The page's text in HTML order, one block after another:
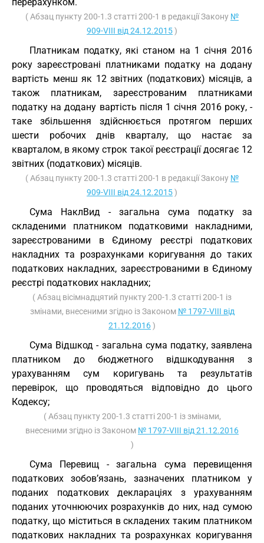
( Абзац пункту 200-1.3 статті 200-1 в редакції Закону №
909-VIII від 24.12.2015)
Платникам податку, які станом на 1 січня 2016
року зареєстровані платниками податку на додану
вартість менш як 12 звітних (податкових) місяців, а
також платникам, зареєстрованим платниками
податку на додану вартість після 1 січня 2016 року, -
таке збільшення здійснюється протягом перших
шести робочих днів кварталу, що настає за
кварталом, в якому строк такої реєстрації досягає 12
звітних (податкових) місяців.
( Абзац пункту 200-1.3 статті 200-1 в редакції Закону №
909-VIII від 24.12.2015)
Сума НаклВид - загальна сума податку за
складеними платником податковими накладними,
зареєстрованими в Єдиному реєстрі податкових
накладних та розрахунками коригування до таких
податкових накладних, зареєстрованими в Єдиному
реєстрі податкових накладних;
( Абзац вісімнадцятий пункту 200-1.3 статті 200-1 із
змінами, внесеними згідно із Законом № 1797-VIII від
21.12.2016)
Сума Відшкод - загальна сума податку, заявлена
платником до бюджетного відшкодування з
урахуванням сум коригувань та результатів
перевірок, що проводяться відповідно до цього
Кодексу;
( Абзац пункту 200-1.3 статті 200-1 із змінами,
внесеними згідно із Законом № 1797-VIII від 21.12.2016
)
Сума Перевищ - загальна сума перевищення
податкових зобов’язань, зазначених платником у
поданих податкових деклараціях з урахуванням
поданих уточнюючих розрахунків до них, над сумою
податку, що міститься в складених таким платником
податкових накладних та розрахунках коригування